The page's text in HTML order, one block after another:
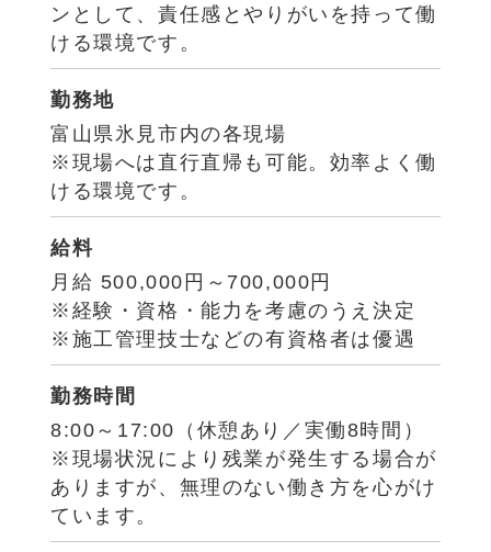
ンとして、責任感とやりがいを持って働
ける環境です。
勤務地
富山県氷見市内の各現場
※現場へは直行直帰も可能。効率よく働
ける環境です。
給料
月給 500,000円～700,000円
※経験・資格・能力を考慮のうえ決定
※施工管理技士などの有資格者は優遇
勤務時間
8:00～17:00（休憩あり／実働8時間）
※現場状況により残業が発生する場合が
ありますが、無理のない働き方を心がけ
ています。